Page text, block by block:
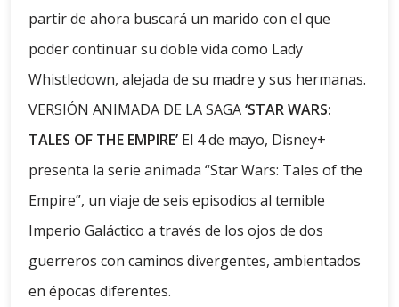
partir de ahora buscará un marido con el que
poder continuar su doble vida como Lady
Whistledown, alejada de su madre y sus hermanas.
VERSIÓN ANIMADA DE LA SAGA‘STAR WARS:
TALES OF THE EMPIRE’ El 4 de mayo, Disney+
presenta la serie animada “Star Wars: Tales of the
Empire”, un viaje de seis episodios al temible
Imperio Galáctico a través de los ojos de dos
guerreros con caminos divergentes, ambientados
en épocas diferentes.